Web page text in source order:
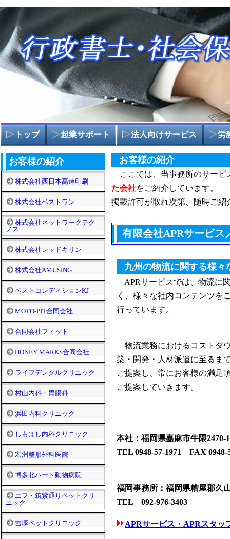
トップ 起業サポート 法人向けサービス 労
お客様の紹介
株式会社西日本高速印刷
株式会社ベストワン
株式会社ネットワークテク
ノス
株式会社レッドキリン
株式会社AMUSING
ベストコンディションKJ
MOTO-PIT合同会社
合同会社フィット
HONEY MARKS合同会社
ライフデンタルクリニック
村山内科・胃腸科
浜田内科クリニック
しもはし内科クリニック
宏洲整形外科医院
博多北ハート動物病院
エフ・筑紫通りペットクリ
ニック
吉塚ペットクリニック
お客様の紹介
ここでは、当事務所のサービ
た会社をご紹介しています。
掲載許可が取れ次第、随時ご紹
有限会社APRサービス
九州の物流に関する様々
APRサービスでは、物流に
く、様々な社内コンテンツを
行っています。
物流業務におけるコストダ
築・開発・人材派遣に至るま
ご提案し、常にお客様の満足
ご提案していきます。
本社：福岡県嘉麻市牛隈2470-1
TEL 0948-57-1971 FAX 0948-
福岡事務所：福岡県糟屋郡久
TEL 092-976-3403
APRサービス・APRスタッ